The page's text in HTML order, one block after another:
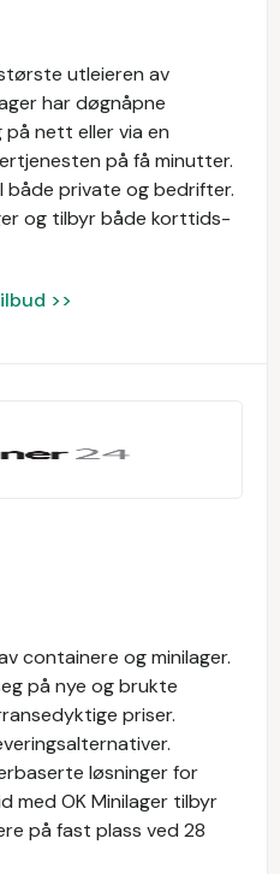
utleieren av
har døgnåpne
på nett eller via en
på få minutter.
både private og bedrifter.
og tilbyr både korttids-
>>
containere og minilager.
på nye og brukte
priser.
løsninger for
med OK Minilager tilbyr
på fast plass ved 28